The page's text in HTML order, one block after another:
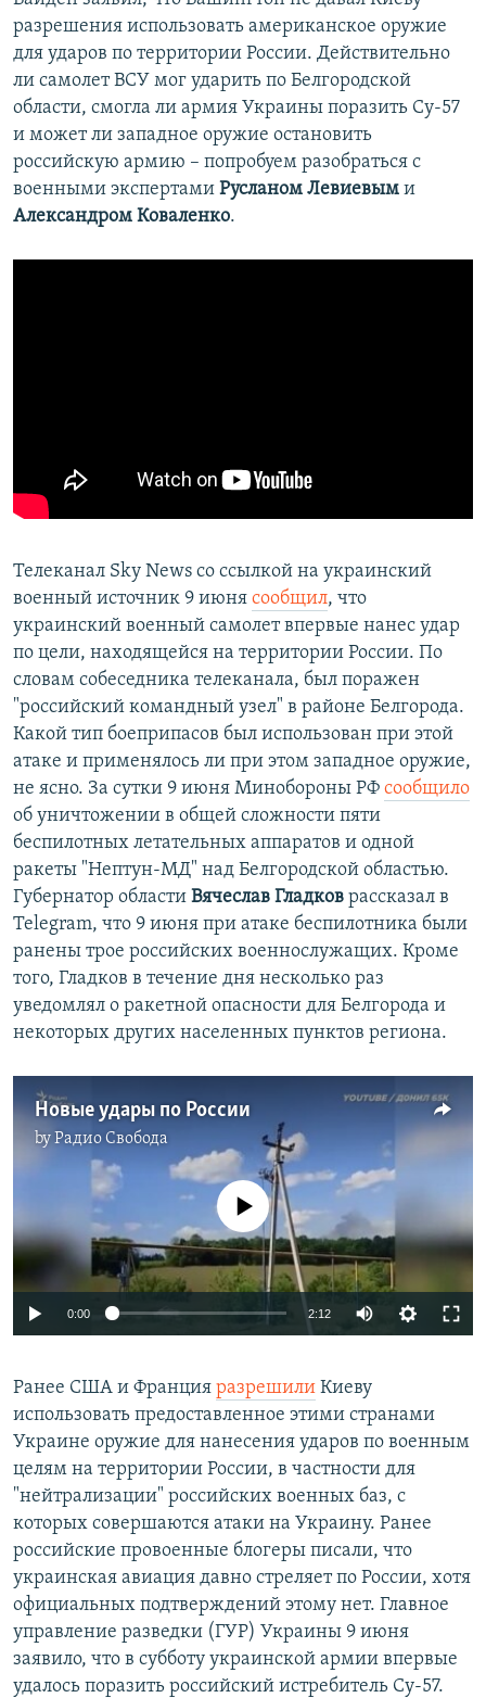
разрешения использовать американское оружие
для ударов по территории России. Действительно
ли самолет ВСУ мог ударить по Белгородской
области, смогла ли армия Украины поразить Су-57
и может ли западное оружие остановить
российскую армию – попробуем разобраться с
военными экспертами Русланом Левиевым и
Александром Коваленко.
Телеканал Sky News со ссылкой на украинский
военный источник 9 июня сообщил, что
украинский военный самолет впервые нанес удар
по цели, находящейся на территории России. По
словам собеседника телеканала, был поражен
"российский командный узел" в районе Белгорода.
Какой тип боеприпасов был использован при этой
атаке и применялось ли при этом западное оружие,
не ясно. За сутки 9 июня Минобороны РФ сообщило
об уничтожении в общей сложности пяти
беспилотных летательных аппаратов и одной
ракеты "Нептун-МД" над Белгородской областью.
Губернатор области Вячеслав Гладков рассказал в
Telegram, что 9 июня при атаке беспилотника были
ранены трое российских военнослужащих. Кроме
того, Гладков в течение дня несколько раз
уведомлял о ракетной опасности для Белгорода и
некоторых других населенных пунктов региона.
Новые удары по России
byРадио Свобода
Auto 240p 360p 480p
720p 1080p
No media source currently available
0:00 2:12
480p
1080p
Ранее США и Франция разрешили Киеву
использовать предоставленное этими странами
Украине оружие для нанесения ударов по военным
целям на территории России, в частности для
"нейтрализации" российских военных баз, с
которых совершаются атаки на Украину. Ранее
российские провоенные блогеры писали, что
украинская авиация давно стреляет по России, хотя
официальных подтверждений этому нет. Главное
управление разведки (ГУР) Украины 9 июня
заявило, что в субботу украинской армии впервые
удалось поразить российский истребитель Су-57.